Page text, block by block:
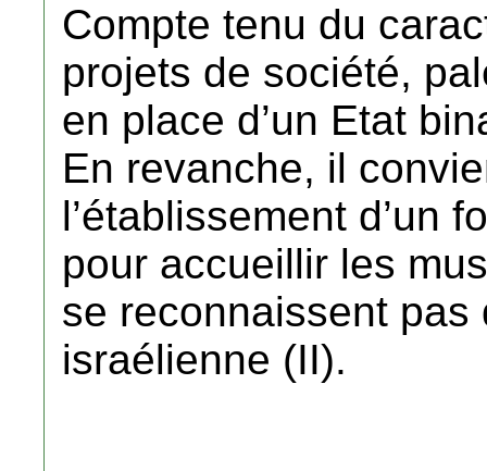
Compte tenu du
projets de société,
en place d’un Etat
En revanche, il
l’établissement d’un
pour accueillir les
se reconnaissent
israélienne (II).